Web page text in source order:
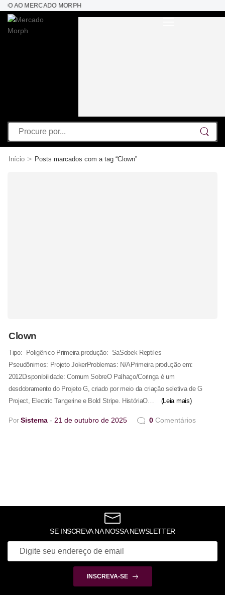
AO MERCADO MORPH
Início > Posts marcados com a tag “Clown”
Clown
Tipo: Poligênico Primeira produção: SaSobek Reptiles
Pseudônimos: Projeto JokerProblemas: N/APrimeira produção em:
2012Disponibilidade: Comum SobreO Palhaço/Coringa é um
desdobramento do Projeto G, criado por meio da criação seletiva de G
Project, Electric Tangerine e Bold Stripe. HistóriaO…
(Leia mais)
Por Sistema 21 de outubro de 2025 0 Comentários
SE INSCREVA NA NOSSA NEWSLETTER
INSCREVA-SE